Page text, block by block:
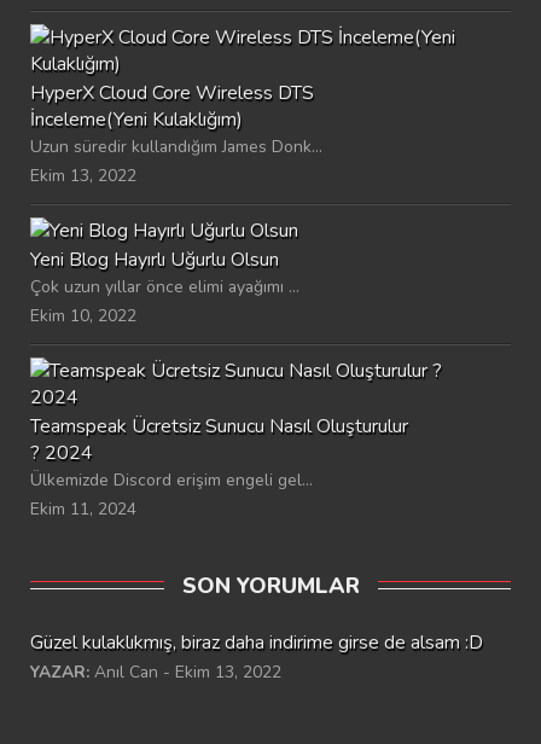
HyperX Cloud Core Wireless DTS
İnceleme(Yeni Kulaklığım)
Uzun süredir kullandığım James Donk...
Ekim 13, 2022
Yeni Blog Hayırlı Uğurlu Olsun
Çok uzun yıllar önce elimi ayağımı ...
Ekim 10, 2022
Teamspeak Ücretsiz Sunucu Nasıl Oluşturulur
? 2024
Ülkemizde Discord erişim engeli gel...
Ekim 11, 2024
SON YORUMLAR
Güzel kulaklıkmış, biraz daha indirime girse de alsam :D
YAZAR: Anıl Can - Ekim 13, 2022